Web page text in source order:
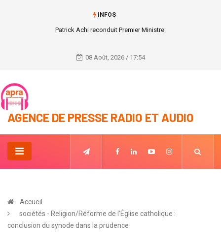
INFOS
Patrick Achi reconduit Premier Ministre.
08 Août, 2026 / 17:54
AGENCE DE PRESSE RADIO ET AUDIO
Accueil
sociétés - Religion/Réforme de l’Église catholique :
conclusion du synode dans la prudence